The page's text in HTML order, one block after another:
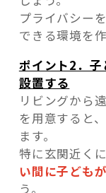
プライバシー
できる環境を
ポイント2．
設置する
リビングから
を用意すると
ます。
特に玄関近く
い間に子ども
う。